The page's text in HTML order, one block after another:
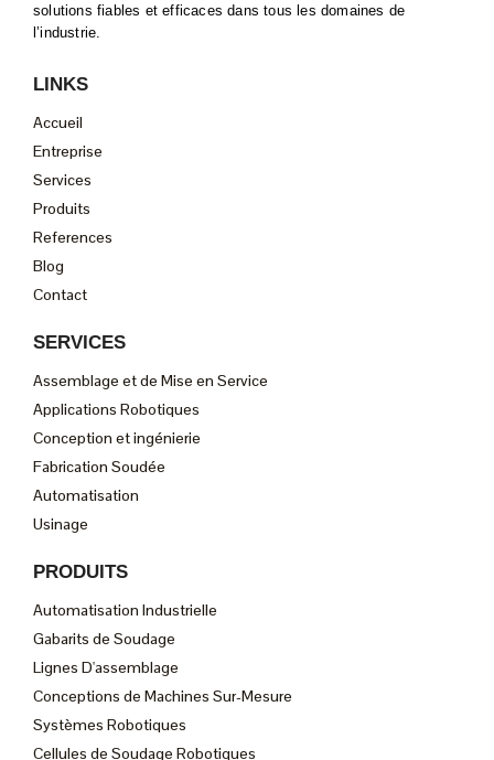
solutions fiables et efficaces dans tous les domaines de
l’industrie.
LINKS
Accueil
Entreprise
Services
Produits
References
Blog
Contact
SERVICES
Assemblage et de Mise en Service
Applications Robotiques
Conception et ingénierie
Fabrication Soudée
Automatisation
Usinage
PRODUITS
Automatisation Industrielle
Gabarits de Soudage
Lignes D'assemblage
Conceptions de Machines Sur-Mesure
Systèmes Robotiques
Cellules de Soudage Robotiques